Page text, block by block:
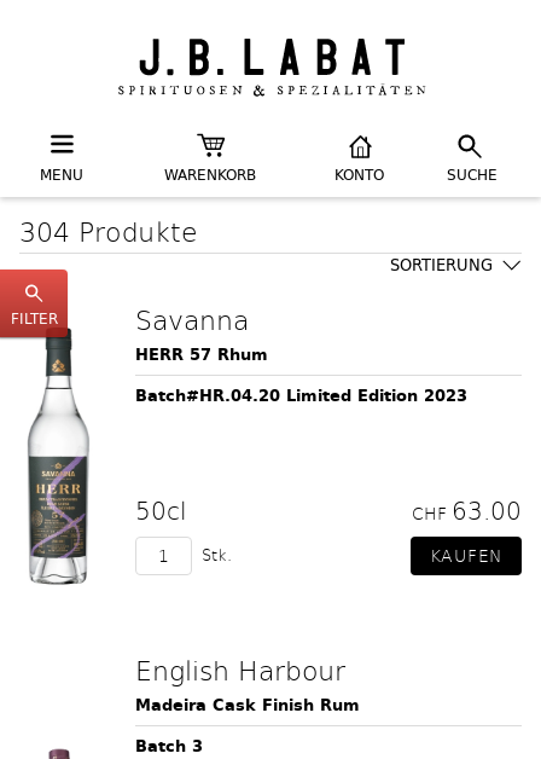
MENU WARENKORB KONTO SUCHE
FILTER
304 Produkte
SORTIERUNG
Savanna
HERR 57 Rhum
Batch#HR.04.20 Limited Edition 2023
50cl CHF 63.00
Stk.
English Harbour
Madeira Cask Finish Rum
Batch 3